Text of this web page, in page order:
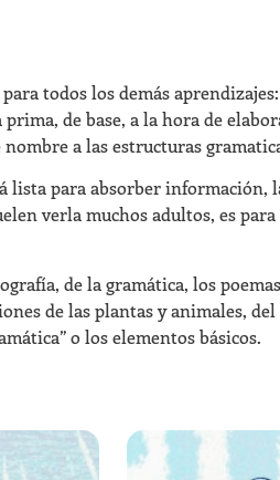
todos los demás
de base, a la hora de
a las estructuras
lista para absorber información,
verla muchos adultos, es
de la gramática, los
de las plantas y animales, del
o los elementos básicos.